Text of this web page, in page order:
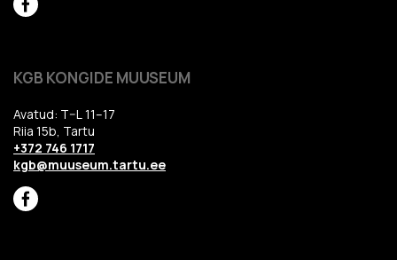
KGB KONGIDE MUUSEUM
Avatud: T–L 11–17
Riia 15b, Tartu
+372 746 1717
kgb@muuseum.tartu.ee